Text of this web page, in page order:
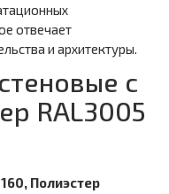
отвечает
и архитектуры.
с
RAL3005
Полиэстер